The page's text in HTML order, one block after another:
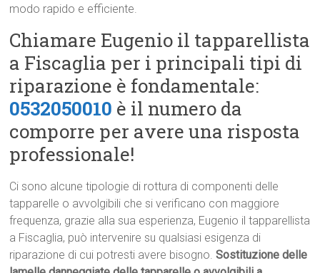
modo rapido e efficiente.
Chiamare Eugenio il tapparellista
a Fiscaglia per i principali tipi di
riparazione è fondamentale:
0532050010 è il numero da
comporre per avere una risposta
professionale!
Ci sono alcune tipologie di rottura di componenti delle
tapparelle o avvolgibili che si verificano con maggiore
frequenza, grazie alla sua esperienza, Eugenio il tapparellista
a Fiscaglia, può intervenire su qualsiasi esigenza di
riparazione di cui potresti avere bisogno.Sostituzione delle